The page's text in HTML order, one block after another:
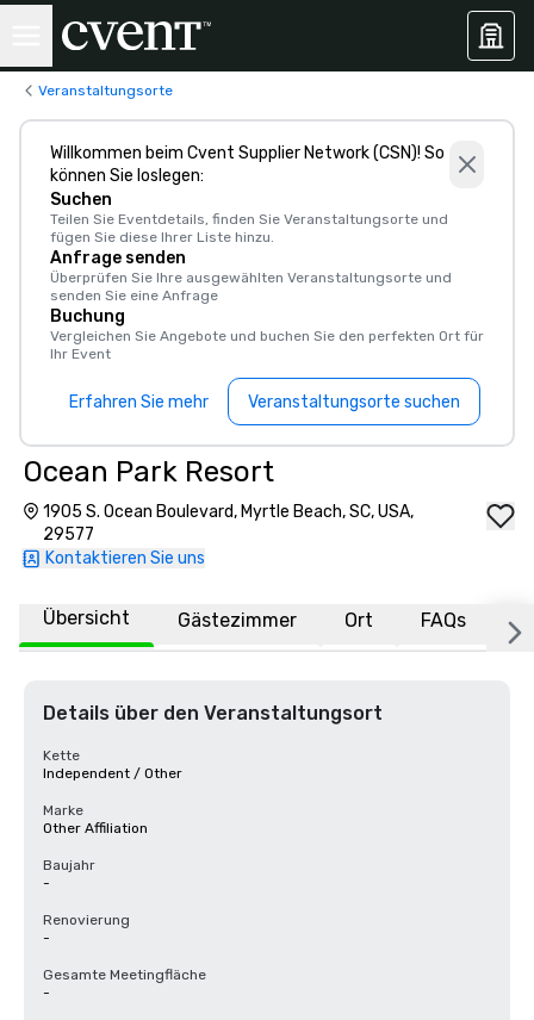
Veranstaltungsorte
Willkommen beim Cvent Supplier Network (CSN)! So
können Sie loslegen:
Suchen
Teilen Sie Eventdetails, finden Sie Veranstaltungsorte und
fügen Sie diese Ihrer Liste hinzu.
Anfrage senden
Überprüfen Sie Ihre ausgewählten Veranstaltungsorte und
senden Sie eine Anfrage
Buchung
Vergleichen Sie Angebote und buchen Sie den perfekten Ort für
Ihr Event
Erfahren Sie mehr Veranstaltungsorte suchen
Ocean Park Resort
1905 S. Ocean Boulevard, Myrtle Beach, SC, USA,
29577
Kontaktieren Sie uns
Übersicht Gästezimmer Ort FAQs
Details über den Veranstaltungsort
Kette
Independent / Other
Marke
Other Affiliation
Baujahr
-
Renovierung
-
Gesamte Meetingfläche
-